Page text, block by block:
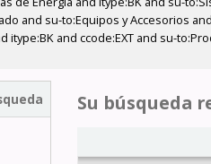
and su-to:Equipos y Accesorios
itype:BK and ccode:EXT and su-
Su búsqueda